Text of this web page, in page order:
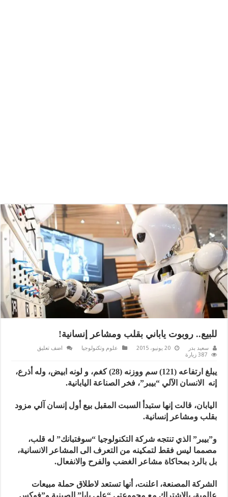
للبيع.. روبوت ياباني بقلب ومشاعر إنسانية!
سعيد بدر 20 يونيو، 2015 علوم وتكنولوجيا
اضف تعليق
387 زيارة
يبلغ ارتفاعه (121) سم ووزنه (28) كغم، و لونه ابيض، وله أذرع،
إنه الانسان الآلي “بيبر”، فخر الصناعة اليابانية.
اليابان، قالت إنها ستبدأ السبت المقبل بيع أول إنسان آلي مزود
بقلب ومشاعر إنسانية.
و”بيبر” الذي تنتجه شركة التكنولوجيا “سوفتبانك” له قلب،
مصمما ليس فقط لتمكينه من التعرف الى المشاعر الانسانية،
بل بالرد بمحاكاة مشاعر الغضب والفرح والانفعال.
الشركة المصنعة، اعلنت، أنها تستعد لاطلاق حملة مبيعات
عالمية، بالاشتراك مع مجموعتي “علي بابا” الصينية و”فوكس